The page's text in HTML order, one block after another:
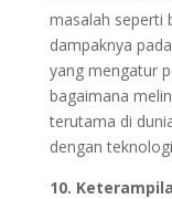
masalah seperti
dampaknya
yang mengatur
bagaimana
terutama di
dengan
10.